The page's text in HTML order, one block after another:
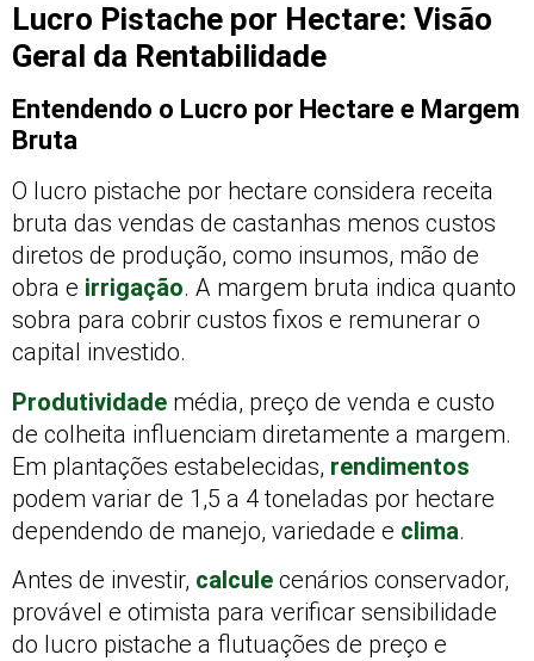
Lucro Pistache por Hectare: Visão
Geral da Rentabilidade
Entendendo o Lucro por Hectare e Margem
Bruta
O lucro pistache por hectare considera receita
bruta das vendas de castanhas menos custos
diretos de produção, como insumos, mão de
obra e irrigação. A margem bruta indica quanto
sobra para cobrir custos fixos e remunerar o
capital investido.
Produtividade média, preço de venda e custo
de colheita influenciam diretamente a margem.
Em plantações estabelecidas, rendimentos
podem variar de 1,5 a 4 toneladas por hectare
dependendo de manejo, variedade e clima.
Antes de investir, calcule cenários conservador,
provável e otimista para verificar sensibilidade
do lucro pistache a flutuações de preço e